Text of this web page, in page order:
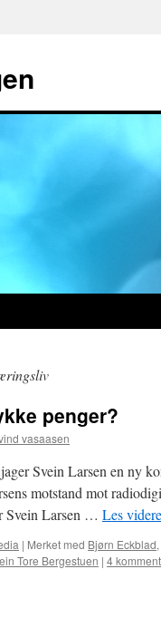
penger?
vasaasen
Svein Larsen en ny
motstand mot
Svein Larsen … Les videre
| Merket med Bjørn Eckblad,
Tore Bergestuen | 4